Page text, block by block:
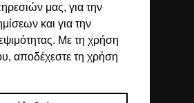
μας, για την
και για την
Με τη χρήση
αποδέχεστε τη χρήση